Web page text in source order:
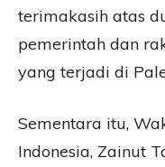
terimakasih atas
pemerintah dan
yang terjadi di
Sementara itu,
Indonesia, Zainut